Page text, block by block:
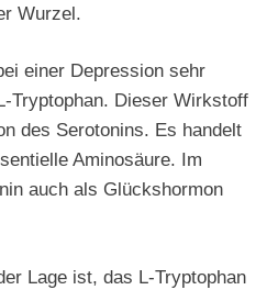
Wurzel.
einer Depression sehr
Tryptophan. Dieser Wirkstoff
des Serotonins. Es handelt
Aminosäure. Im
auch als Glückshormon
Lage ist, das L-Tryptophan